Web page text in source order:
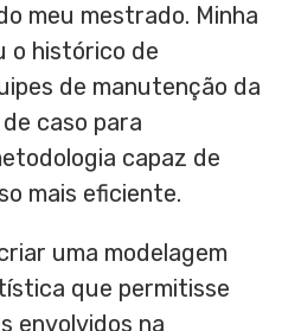
meu mestrado. Minha
o histórico de
de manutenção da
caso para
capaz de
mais eficiente.
uma modelagem
que permitisse
envolvidos na